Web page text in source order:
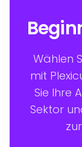
Wählen
mit
Sie Ihre
Sektor